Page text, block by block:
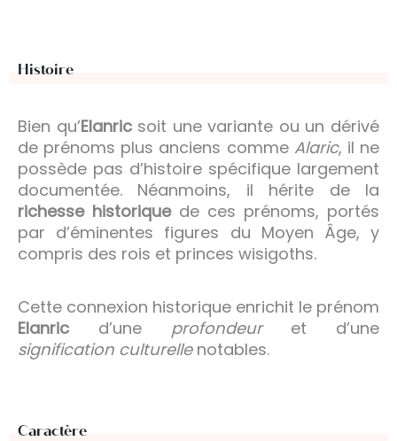
Histoire
Bien qu’Elanricsoit une variante ou un dérivé
de prénoms plus anciens comme Alaric, il ne
possède pas d’histoire spécifique largement
documentée. Néanmoins, il hérite de la
richesse historiquede ces prénoms, portés
par d’éminentes figures du Moyen Âge, y
compris des rois et princes wisigoths.
Cette connexion historique enrichit le prénom
Elanric d’une profondeuret d’une
signification culturellenotables.
Caractère